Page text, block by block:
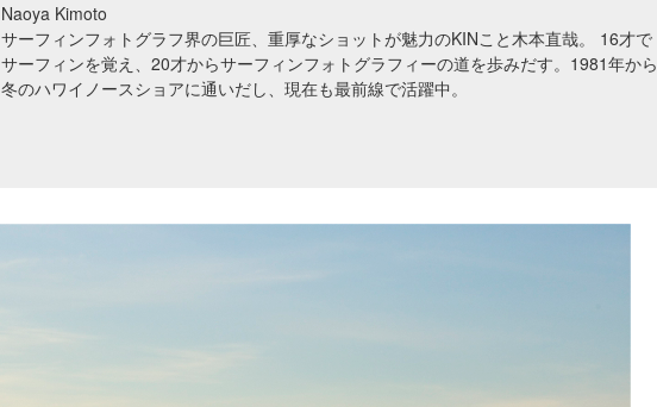
Naoya Kimoto
サーフィンフォトグラフ界の巨匠、重厚なショットが魅力のKINこと木本直哉。 16才で
サーフィンを覚え、20才からサーフィンフォトグラフィーの道を歩みだす。1981年から
冬のハワイノースショアに通いだし、現在も最前線で活躍中。